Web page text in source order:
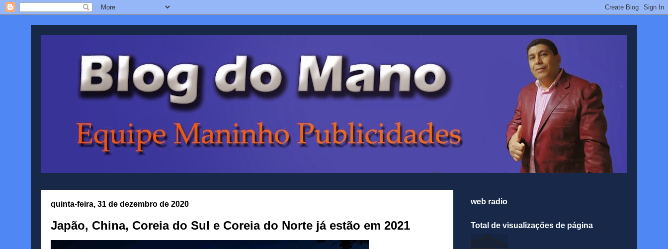
quinta-feira, 31 de dezembro de 2020
Japão, China, Coreia do Sul e Coreia do Norte já estão em 2021
web radio
Total de visualizações de página